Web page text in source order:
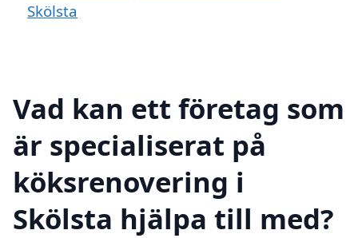
Skölsta
Vad kan ett företag som
är specialiserat på
köksrenovering i
Skölsta hjälpa till med?